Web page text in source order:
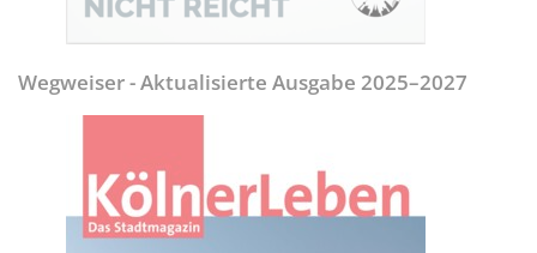
Wegweiser - Aktualisierte Ausgabe 2025–2027